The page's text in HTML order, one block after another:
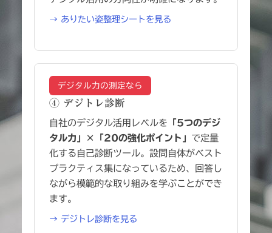
→ ありたい姿整理シートを見る
デジタル力の測定なら
④ デジトレ診断
自社のデジタル活用レベルを 「5つのデジ
タル力」×「20の強化ポイント」 で定量
化する自己診断ツール。設問自体がベスト
プラクティス集になっているため、回答し
ながら模範的な取り組みを学ぶことができ
ます。
→ デジトレ診断を見る